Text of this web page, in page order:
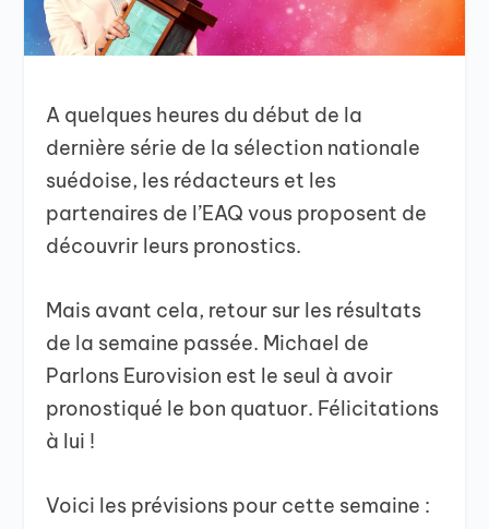
A quelques heures du début de la
dernière série de la sélection nationale
suédoise, les rédacteurs et les
partenaires de l’EAQ vous proposent de
découvrir leurs pronostics.
Mais avant cela, retour sur les résultats
de la semaine passée. Michael de
Parlons Eurovision est le seul à avoir
pronostiqué le bon quatuor. Félicitations
à lui !
Voici les prévisions pour cette semaine :